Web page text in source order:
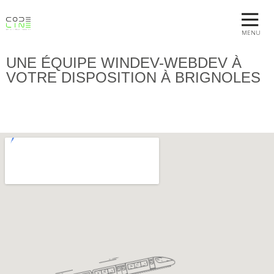
MENU
UNE ÉQUIPE WINDEV-WEBDEV À
VOTRE DISPOSITION À BRIGNOLES